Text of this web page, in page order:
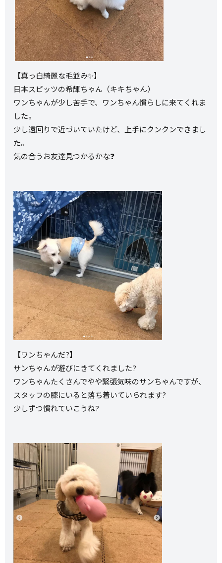
【真っ白綺麗な毛並み✨】
日本スピッツの希輝ちゃん（キキちゃん）
ワンちゃんが少し苦手で、ワンちゃん慣らしに来てくれま
した。
少し遠回りで近づいていたけど、上手にクンクンできまし
た。
気の合うお友達見つかるかな❓
【ワンちゃんだ?】
サンちゃんが遊びにきてくれました?
ワンちゃんたくさんでやや緊張気味のサンちゃんですが、
スタッフの膝にいると落ち着いていられます?
少しずつ慣れていこうね?